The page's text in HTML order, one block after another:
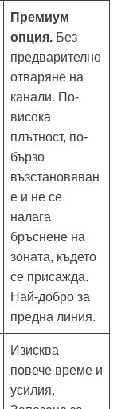
Премиум
опция. Без
предварително
отваряне на
канали. По-
висока
плътност, по-
бързо
възстановяван
е и не се
налага
бръснене на
зоната, където
се присажда.
Най-добро за
предна линия.
Изисква
повече време и
усилия.